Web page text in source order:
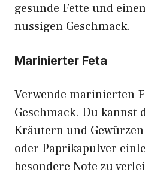
gesunde Fette und
nussigen Geschmack.
Marinierter Feta
Verwende marinierten
Geschmack. Du kannst
Kräutern und
oder Paprikapulver
besondere Note zu